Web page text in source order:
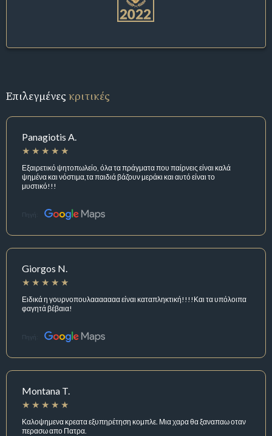
Επιλεγμένεςκριτικές
Panagiotis A.
Εξαιρετικό ψητοπωλείο, όλα τα πράγματα που παίρνεις είναι καλά
ψημένα και νόστιμα,τα παιδιά βάζουν μεράκι και αυτό είναι το
μυστικό!!!
Πηγή:
Giorgos N.
Ειδικά η γουρνοπουλααααααα είναι καταπληκτική!!!!Και τα υπόλοιπα
φαγητά βέβαια!
Πηγή:
Montana T.
Καλοψημενα κρεατα εξυπηρέτηση κομπλε. Μια χαρα θα ξαναπαω οταν
περασω απο Πατρα.